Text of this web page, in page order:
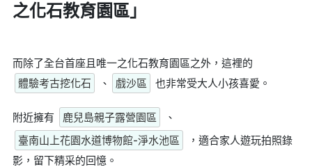
之化石教育園區」
而除了全台首座且唯一之化石教育園區之外，這裡的
體驗考古挖化石
、 戲沙區 也非常受大人小孩喜愛。
附近擁有 鹿兒島親子露營園區
、
臺南山上花園水道博物館-淨水池區
，適合家人遊玩拍照錄
影，留下精采的回憶。